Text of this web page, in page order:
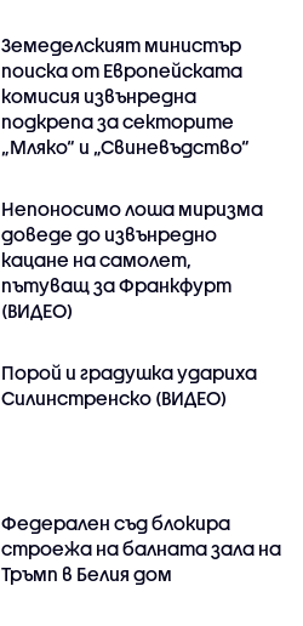
Земеделският министър
поиска от Европейската
комисия извънредна
подкрепа за секторите
„Мляко“ и „Свиневъдство“
Непоносимо лоша миризма
доведе до извънредно
кацане на самолет,
пътуващ за Франкфурт
(ВИДЕО)
Порой и градушка удариха
Силинстренско (ВИДЕО)
Федерален съд блокира
строежа на балната зала на
Тръмп в Белия дом